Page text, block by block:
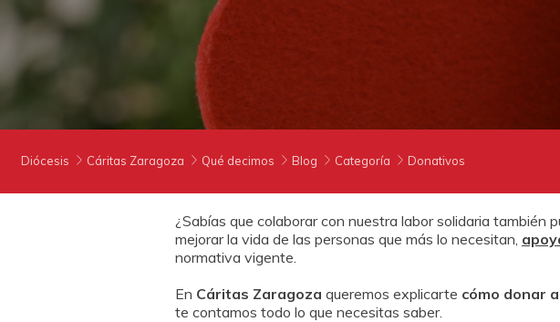
Diócesis Cáritas Zaragoza Qué decimos Blog Categoría Donativos
¿Sabías que colaborar con nuestra labor solidaria
mejorar la vida de las personas que más lo necesitan,
normativa vigente.
En Cáritas Zaragoza queremos explicarte cómo donar
te contamos todo lo que necesitas saber.